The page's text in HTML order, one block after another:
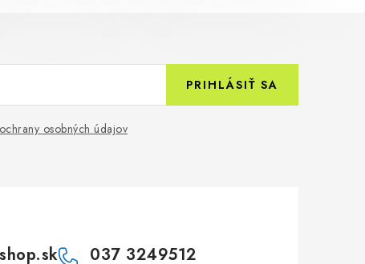
osobných údajov
PRIHLÁSIŤ SA
037 3249512